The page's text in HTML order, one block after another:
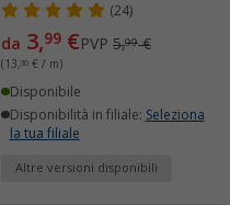
(24)
da 3,99 €PVP 5,99€
(13,30 € / m)
Disponibile
Disponibilità in filiale: Seleziona
la tua filiale
Altre versioni disponibili